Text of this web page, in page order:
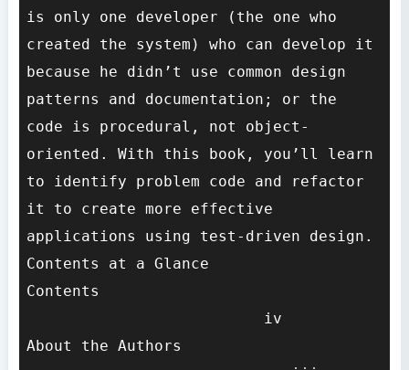
is only one developer (the one who
created the system) who can develop it
because he didn’t use common design
patterns and documentation; or the
code is procedural, not object-
oriented. With this book, you’ll learn
to identify problem code and refactor
it to create more effective
applications using test-driven design.
Contents at a Glance
Contents
                          iv
About the Authors